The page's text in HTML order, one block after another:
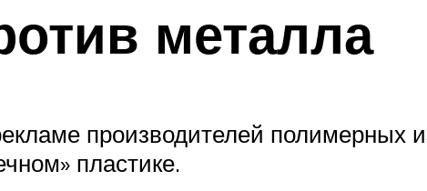
металла
производителей полимерных
пластике.